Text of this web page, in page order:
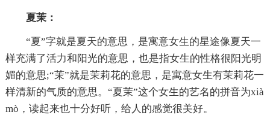
夏茉：
“夏”字就是夏天的意思，是寓意女生的星途像夏天一
样充满了活力和阳光的意思，也是指女生的性格很阳光明
媚的意思;“茉”就是茉莉花的意思，是寓意女生有茉莉花一
样清新的气质的意思。“夏茉”这个女生的艺名的拼音为xià
mò，读起来也十分好听，给人的感觉很美好。